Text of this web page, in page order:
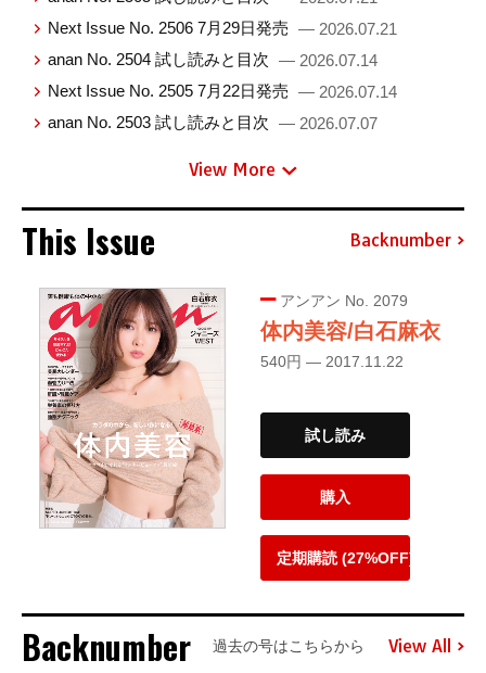
Next Issue No. 2506 7月29日発売 — 2026.07.21
anan No. 2504 試し読みと目次 — 2026.07.14
Next Issue No. 2505 7月22日発売 — 2026.07.14
anan No. 2503 試し読みと目次 — 2026.07.07
View More
This Issue Backnumber
アンアン No. 2079
体内美容/白石麻衣
540円 — 2017.11.22
試し読み
購入
定期購読 (27%OFF)
Backnumber 過去の号はこちらから View All